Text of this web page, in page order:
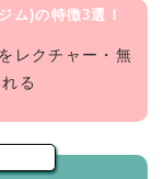
ム)の特徴3選！
レクチャー・無
る